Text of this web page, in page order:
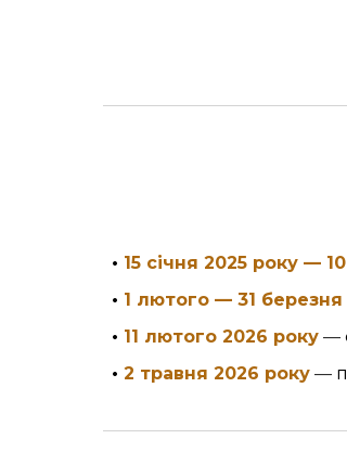
• 15 січня 2025 року — 10
• 1 лютого — 31
• 11 лютого2026 року —
• 2 травня 2026 року —